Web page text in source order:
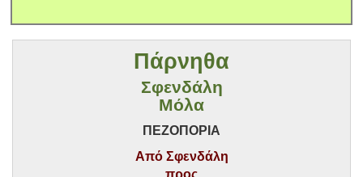
Πάρνηθα
Σφενδάλη
Μόλα
ΠΕΖΟΠΟΡΙΑ
Από Σφενδάλη